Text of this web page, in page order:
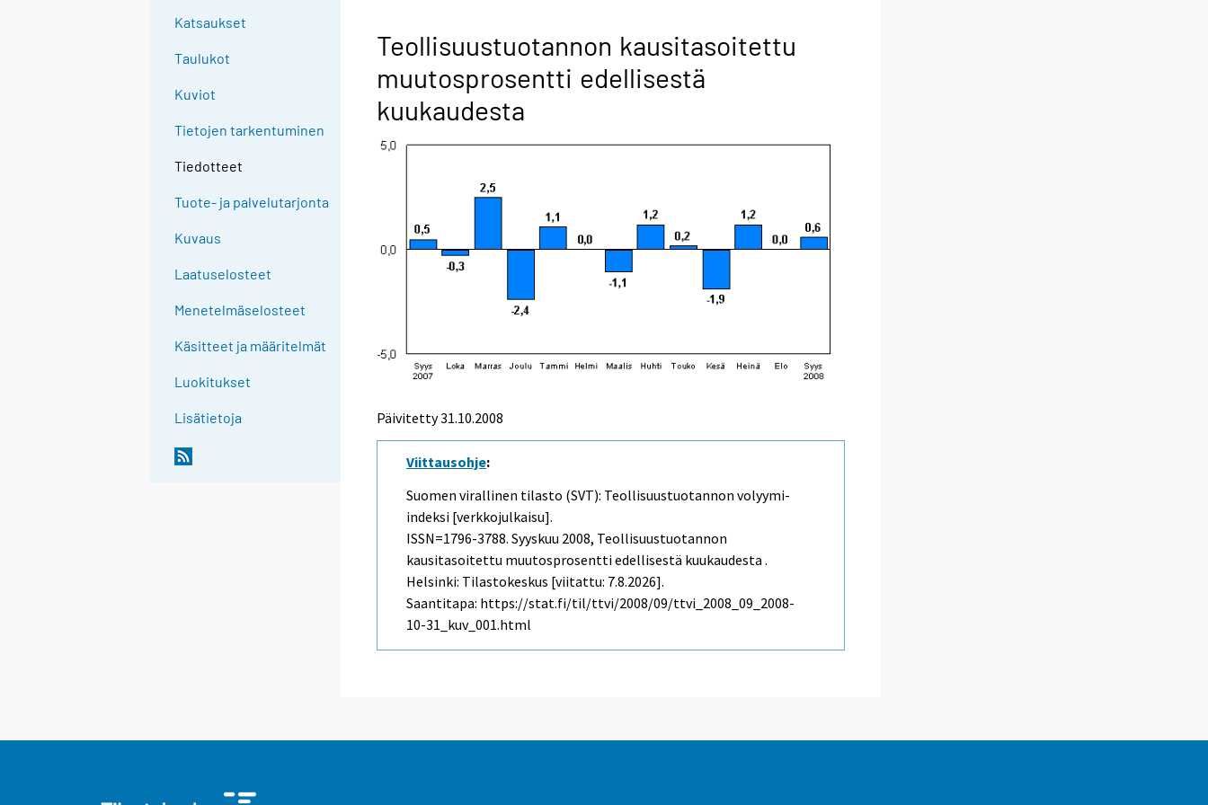
Katsaukset
Taulukot
Kuviot
Tietojen tarkentuminen
Tiedotteet
Tuote- ja palvelutarjonta
Kuvaus
Laatuselosteet
Menetelmäselosteet
Käsitteet ja määritelmät
Luokitukset
Lisätietoja
Teollisuustuotannon kausitasoitettu
muutosprosentti edellisestä
kuukaudesta
Päivitetty31.10.2008
Viittausohje:
Suomen virallinen tilasto (SVT): Teollisuustuotannon volyymi-
indeksi [verkkojulkaisu].
ISSN=1796-3788.Syyskuu 2008, Teollisuustuotannon
kausitasoitettu muutosprosentti edellisestä kuukaudesta .
Helsinki: Tilastokeskus [viitattu: 7.8.2026].
Saantitapa: https://stat.fi/til/ttvi/2008/09/ttvi_2008_09_2008-
10-31_kuv_001.html